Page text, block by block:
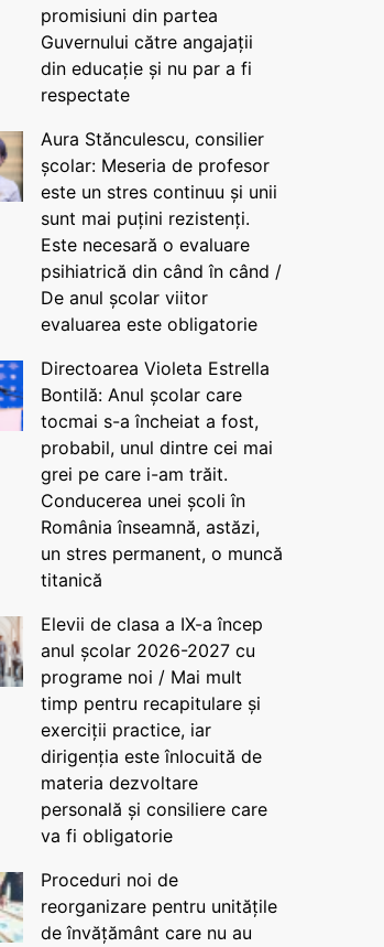
promisiuni din partea
Guvernului către angajații
din educație și nu par a fi
respectate
Aura Stănculescu, consilier
școlar: Meseria de profesor
este un stres continuu și unii
sunt mai puțini rezistenți.
Este necesară o evaluare
psihiatrică din când în când /
De anul școlar viitor
evaluarea este obligatorie
Directoarea Violeta Estrella
Bontilă: Anul școlar care
tocmai s-a încheiat a fost,
probabil, unul dintre cei mai
grei pe care i-am trăit.
Conducerea unei școli în
România înseamnă, astăzi,
un stres permanent, o muncă
titanică
Elevii de clasa a IX-a încep
anul școlar 2026-2027 cu
programe noi / Mai mult
timp pentru recapitulare și
exerciții practice, iar
dirigenția este înlocuită de
materia dezvoltare
personală și consiliere care
va fi obligatorie
Proceduri noi de
reorganizare pentru unitățile
de învățământ care nu au